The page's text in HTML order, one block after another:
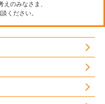
のみなさま、
ください。